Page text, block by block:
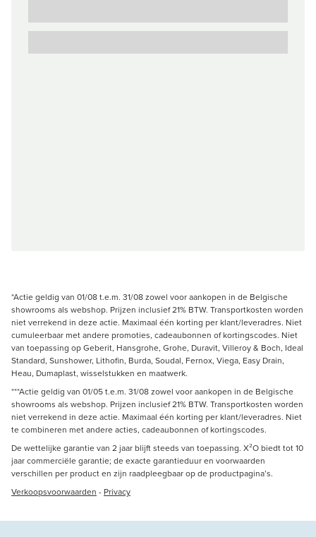
*Actie geldig van 01/08 t.e.m. 31/08 zowel voor aankopen in de Belgische
showrooms als webshop. Prijzen inclusief 21% BTW. Transportkosten worden
niet verrekend in deze actie. Maximaal één korting per klant/leveradres. Niet
cumuleerbaar met andere promoties, cadeaubonnen of kortingscodes. Niet
van toepassing op Geberit, Hansgrohe, Grohe, Duravit, Villeroy & Boch, Ideal
Standard, Sunshower, Lithofin, Burda, Soudal, Fernox, Viega, Easy Drain,
Heau, Dumaplast, wisselstukken en maatwerk.
***Actie geldig van 01/05 t.e.m. 31/08 zowel voor aankopen in de Belgische
showrooms als webshop. Prijzen inclusief 21% BTW. Transportkosten worden
niet verrekend in deze actie. Maximaal één korting per klant/leveradres. Niet
te combineren met andere acties, cadeaubonnen of kortingscodes.
De wettelijke garantie van 2 jaar blijft steeds van toepassing. X²O biedt tot 10
jaar commerciële garantie; de exacte garantieduur en voorwaarden
verschillen per product en zijn raadpleegbaar op de productpagina’s.
Verkoopsvoorwaarden - Privacy